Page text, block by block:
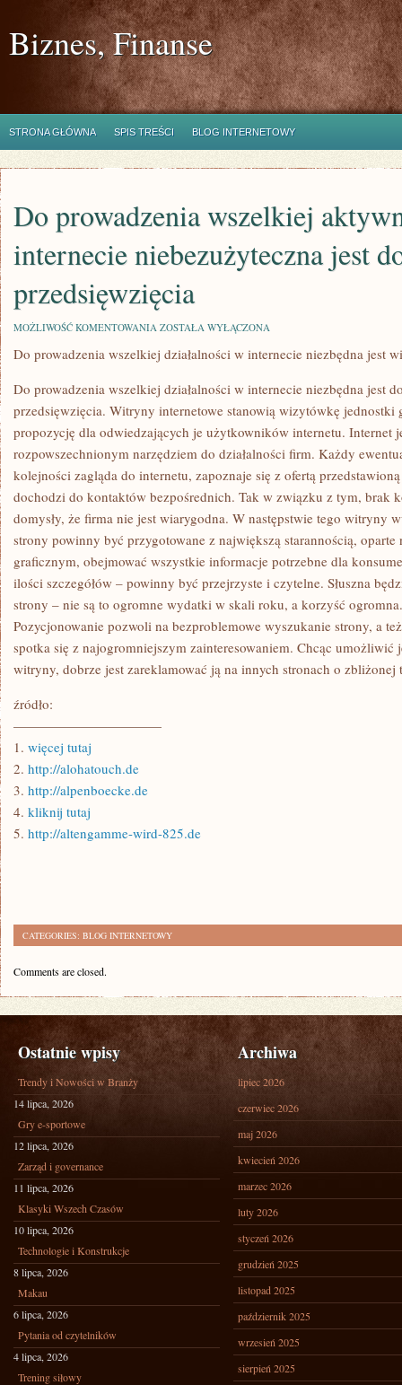
Biznes, Finanse
STRONA GŁÓWNA SPIS TREŚCI BLOG INTERNETOWY
Do prowadzenia wszelkiej
internecie niebezużyteczna jest
przedsięwzięcia
MOŻLIWOŚĆ KOMENTOWANIA DO
WSZELKIEJ
INTERNECIE
NIEBEZUŻYTECZNA
DOMENA
PRZEDSIĘWZIĘCIA
ZOSTAŁA WYŁĄCZONA
Do prowadzenia wszelkiej działalności w internecie niezbędna jest
Do prowadzenia wszelkiej działalności w internecie niezbędna jest
przedsięwzięcia. Witryny internetowe stanowią wizytówkę jednostki
propozycję dla odwiedzających je użytkowników internetu. Internet
rozpowszechnionym narzędziem do działalności firm. Każdy
kolejności zagląda do internetu, zapoznaje się z ofertą
dochodzi do kontaktów bezpośrednich. Tak w związku z tym, brak
domysły, że firma nie jest wiarygodna. W następstwie tego witryny
strony powinny być przygotowane z największą starannością,
graficznym, obejmować wszystkie informacje potrzebne dla
ilości szczegółów – powinny być przejrzyste i czytelne. Słuszna
strony – nie są to ogromne wydatki w skali roku, a korzyść
Pozycjonowanie pozwoli na bezproblemowe wyszukanie strony, a
spotka się z najogromniejszym zainteresowaniem. Chcąc umożliwić
witryny, dobrze jest zareklamować ją na innych stronach o zbliżonej
źródło:
———————————
1. więcej tutaj
2. http://alohatouch.de
3. http://alpenboecke.de
4. kliknij tutaj
5. http://altengamme-wird-825.de
CATEGORIES: BLOG INTERNETOWY
Comments are closed.
Ostatnie wpisy
Trendy i Nowości w Branży
14 lipca, 2026
Gry e-sportowe
12 lipca, 2026
Zarząd i governance
11 lipca, 2026
Klasyki Wszech Czasów
10 lipca, 2026
Technologie i Konstrukcje
8 lipca, 2026
Makau
6 lipca, 2026
Pytania od czytelników
4 lipca, 2026
Trening siłowy
Archiwa
lipiec 2026
czerwiec 2026
maj 2026
kwiecień 2026
marzec 2026
luty 2026
styczeń 2026
grudzień 2025
listopad 2025
październik 2025
wrzesień 2025
sierpień 2025